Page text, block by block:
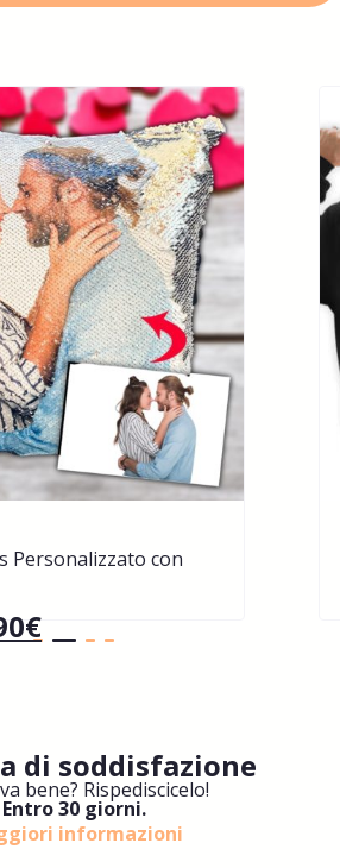
Personalizzato con
€
di soddisfazione
bene? Rispediscicelo!
Entro 30 giorni.
informazioni